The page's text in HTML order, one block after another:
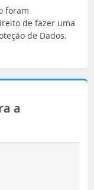
foram
de fazer uma
de Dados.
a